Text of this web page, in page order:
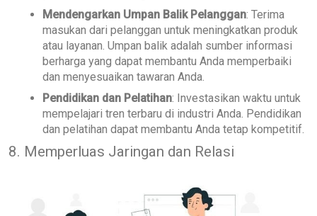
Mendengarkan Umpan Balik Pelanggan: Terima
masukan dari pelanggan untuk meningkatkan produk
atau layanan. Umpan balik adalah sumber informasi
berharga yang dapat membantu Anda memperbaiki
dan menyesuaikan tawaran Anda.
Pendidikan dan Pelatihan: Investasikan waktu untuk
mempelajari tren terbaru di industri Anda. Pendidikan
dan pelatihan dapat membantu Anda tetap kompetitif.
8. Memperluas Jaringan dan Relasi